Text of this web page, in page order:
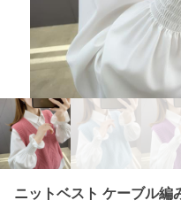
ニットベスト ケーブル編